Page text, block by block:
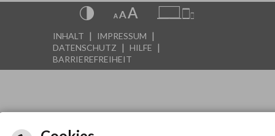
INHALT | IMPRESSUM |
DATENSCHUTZ | HILFE |
BARRIEREFREIHEIT